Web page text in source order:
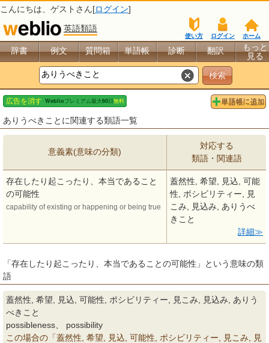
こんにちは、 ゲスト さん[ログイン]
英語類語
ホーム
ログイン
使い方
辞書 例文 質問箱 単語帳 診断 翻訳
もっと
見る
ありうべきことに関連する類語一覧
意義素(意味の分類)
対応する
類語・関連語
存在したり起こったり、本当であること
の可能性
capability of existing or happening or being true
蓋然性, 希望, 見込, 可能
性, ポシビリティー, 見
こみ, 見込み, ありうべ
きこと
詳細
「存在したり起こったり、本当であることの可能性」という意味の類
語
蓋然性, 希望, 見込, 可能性, ポシビリティー, 見こみ, 見込み, ありう
べきこと
possibleness、 possibility
この場合の「蓋然性, 希望, 見込, 可能性, ポシビリティー, 見こみ, 見